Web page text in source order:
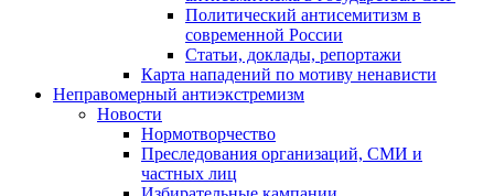
Политический антисемитизм в
современной России
Статьи, доклады, репортажи
Карта нападений по мотиву ненависти
Неправомерный антиэкстремизм
Новости
Нормотворчество
Преследования организаций, СМИ и
частных лиц